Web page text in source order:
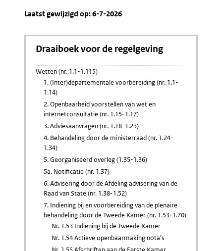
Laatst gewijzigd op: 6-7-2026
Draaiboek voor de regelgeving
Wetten (nr. 1.1-1.115)
1. (Inter)departementale voorbereiding (nr. 1.1-
1.14)
2. Openbaarheid voorstellen van wet en
internetconsultatie (nr. 1.15-1.17)
3. Adviesaanvragen (nr. 1.18-1.23)
4. Behandeling door de ministerraad (nr. 1.24-
1.34)
5. Georganiseerd overleg (1.35-1.36)
5a. Notificatie (nr. 1.37)
6. Advisering door de Afdeling advisering van de
Raad van State (nr. 1.38-1.52)
7. Indiening bij en voorbereiding van de plenaire
behandeling door de Tweede Kamer (nr. 1.53-1.70)
Nr. 1.53 Indiening bij de Tweede Kamer
Nr. 1.54 Actieve openbaarmaking nota’s